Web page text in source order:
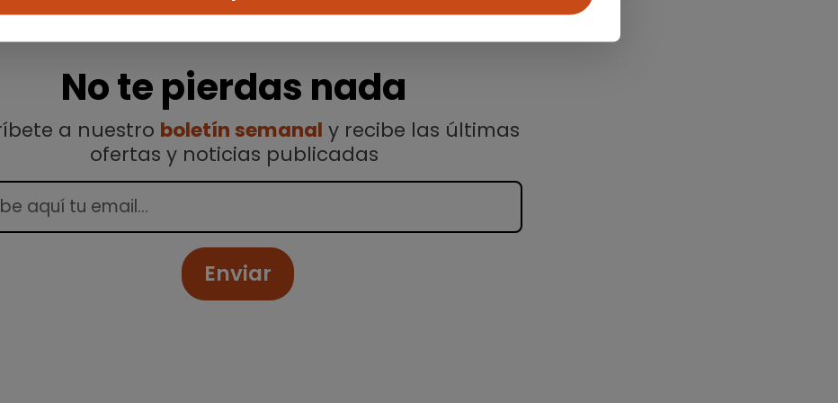
No te pierdas nada
a nuestro boletín semanal y recibe las últimas
ofertas y noticias publicadas
Enviar